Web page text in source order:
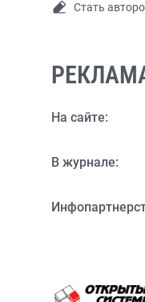
Стать
На сайте:
В журнале: